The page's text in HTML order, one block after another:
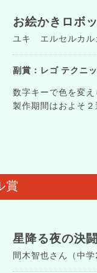
お絵かきロボ
ユキ エルセルカル
副賞：レゴ テクニ
数字キーで色を変
製作期間はおよそ
賞
星降る夜の決
間木智也さん（中